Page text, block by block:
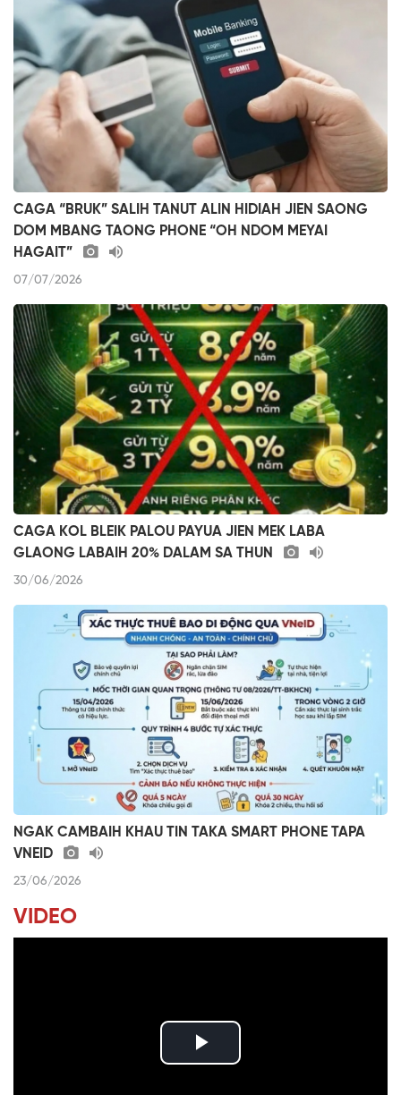
CAGA “BRUK” SALIH TANUT ALIN HIDIAH JIEN SAONG
DOM MBANG TAONG PHONE “OH NDOM MEYAI
HAGAIT”
07/07/2026
CAGA KOL BLEIK PALOU PAYUA JIEN MEK LABA
GLAONG LABAIH 20% DALAM SA THUN
30/06/2026
NGAK CAMBAIH KHAU TIN TAKA SMART PHONE TAPA
VNEID
23/06/2026
VIDEO
P